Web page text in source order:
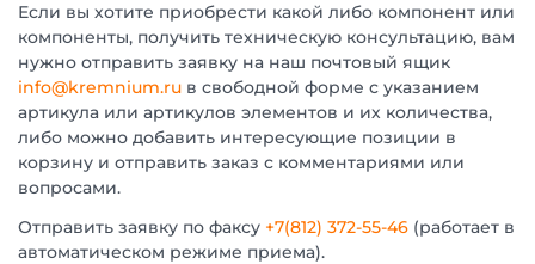
Если вы хотите приобрести какой либо компонент или
компоненты, получить техническую консультацию, вам
нужно отправить заявку на наш почтовый ящик
info@kremnium.ru в свободной форме с указанием
артикула или артикулов элементов и их количества,
либо можно добавить интересующие позиции в
корзину и отправить заказ с комментариями или
вопросами.
Отправить заявку по факсу +7(812) 372-55-46 (работает в
автоматическом режиме приема).